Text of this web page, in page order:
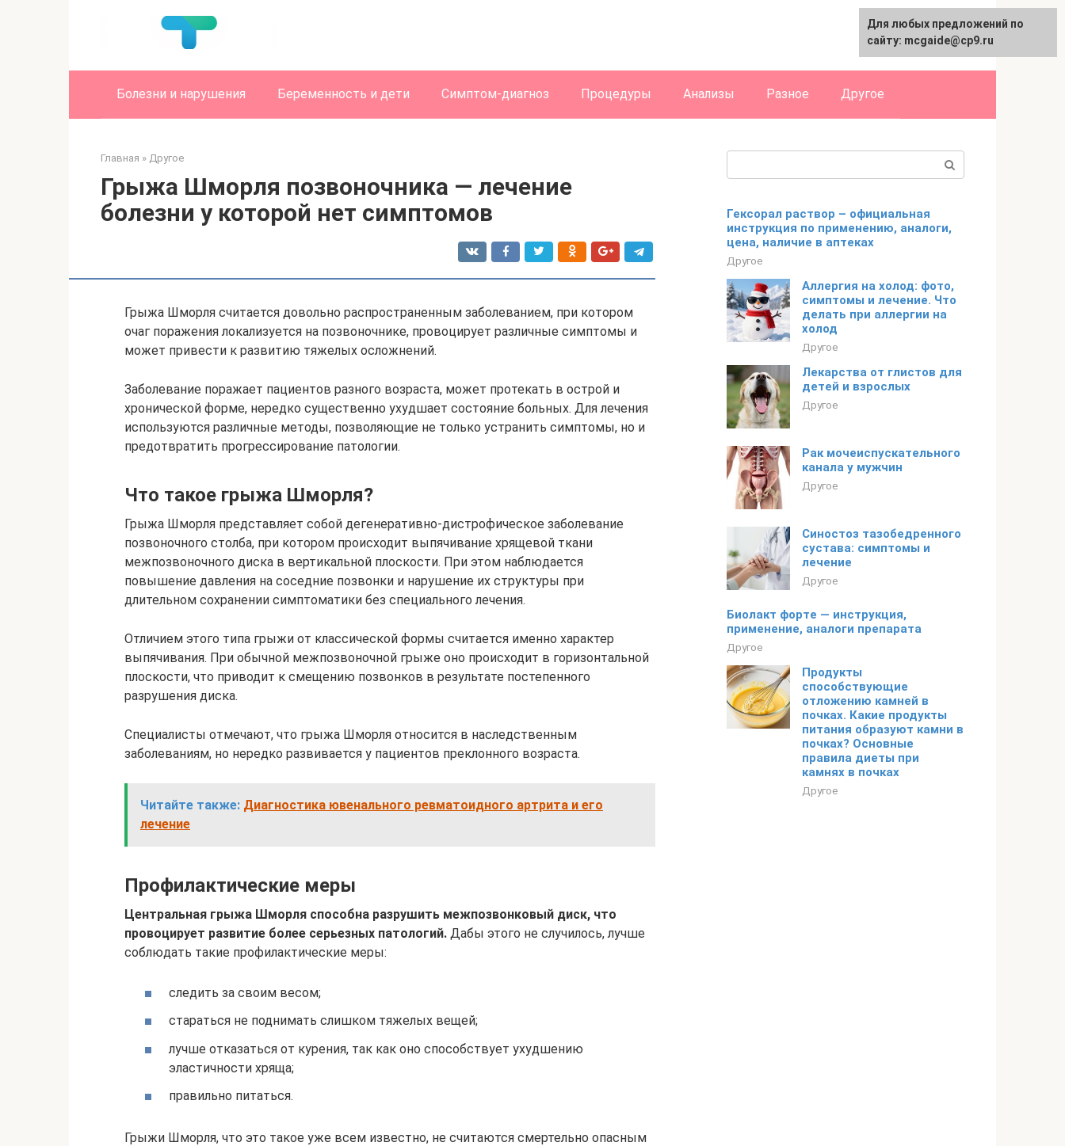
English
Болезни и нарушения Беременность и дети Симптом-диагноз Процедуры Анализы Разное Другое
Главная » Другое
Грыжа Шморля позвоночника — лечение
болезни у которой нет симптомов
Грыжа Шморля считается довольно распространенным заболеванием, при котором
очаг поражения локализуется на позвоночнике, провоцирует различные симптомы и
может привести к развитию тяжелых осложнений.
Заболевание поражает пациентов разного возраста, может протекать в острой и
хронической форме, нередко существенно ухудшает состояние больных. Для лечения
используются различные методы, позволяющие не только устранить симптомы, но и
предотвратить прогрессирование патологии.
Что такое грыжа Шморля?
Грыжа Шморля представляет собой дегенеративно-дистрофическое заболевание
позвоночного столба, при котором происходит выпячивание хрящевой ткани
межпозвоночного диска в вертикальной плоскости. При этом наблюдается
повышение давления на соседние позвонки и нарушение их структуры при
длительном сохранении симптоматики без специального лечения.
Отличием этого типа грыжи от классической формы считается именно характер
выпячивания. При обычной межпозвоночной грыже оно происходит в горизонтальной
плоскости, что приводит к смещению позвонков в результате постепенного
разрушения диска.
Специалисты отмечают, что грыжа Шморля относится в наследственным
заболеваниям, но нередко развивается у пациентов преклонного возраста.
Читайте также: Диагностика ювенального ревматоидного артрита и его
лечение
Профилактические меры
Центральная грыжа Шморля способна разрушить межпозвонковый диск, что
провоцирует развитие более серьезных патологий. Дабы этого не случилось, лучше
соблюдать такие профилактические меры:
следить за своим весом;
стараться не поднимать слишком тяжелых вещей;
лучше отказаться от курения, так как оно способствует ухудшению
эластичности хряща;
правильно питаться.
Грыжи Шморля, что это такое уже всем известно, не считаются смертельно опасным
Гексорал раствор – официальная
инструкция по применению, аналоги,
цена, наличие в аптеках
Другое
Аллергия на холод: фото,
симптомы и лечение. Что
делать при аллергии на
холод
Другое
Лекарства от глистов для
детей и взрослых
Другое
Рак мочеиспускательного
канала у мужчин
Другое
Синостоз тазобедренного
сустава: симптомы и
лечение
Другое
Биолакт форте — инструкция,
применение, аналоги препарата
Другое
Продукты
способствующие
отложению камней в
почках. Какие продукты
питания образуют камни в
почках? Основные
правила диеты при
камнях в почках
Другое
Для любых предложений по
сайту: mcgaide@cp9.ru